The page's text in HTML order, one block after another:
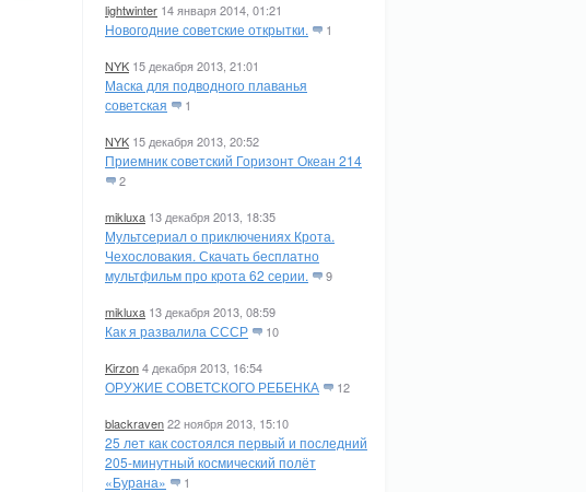
lightwinter 14 января 2014, 01:21
Новогодние советские открытки. 1
NYK 15 декабря 2013, 21:01
Маска для подводного плаванья
советская
1
NYK 15 декабря 2013, 20:52
Приемник советский Горизонт Океан 214
2
mikluxa 13 декабря 2013, 18:35
Мультсериал о приключениях Крота.
Чехословакия. Скачать бесплатно
мультфильм про крота 62 серии.
9
mikluxa 13 декабря 2013, 08:59
Как я развалила СССР 10
Kirzon4 декабря 2013, 16:54
ОРУЖИЕ СОВЕТСКОГО РЕБЕНКА 12
blackraven22 ноября 2013, 15:10
25 лет как состоялся первый и последний
205-минутный космический полёт
«Бурана»
1